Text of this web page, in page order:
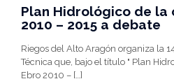
Plan Hidrológico de la
2010 – 2015 a debate
Riegos del Alto Aragón organiza la
Técnica que, bajo el título " Plan
Ebro 2010 – […]